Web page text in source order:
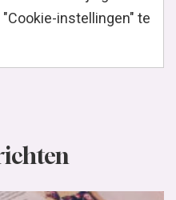
instellingen" te